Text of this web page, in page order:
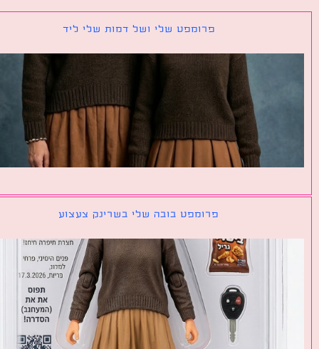
פרומפט שלי ושל דמות שלי ליד
פרומפט בובה שלי בשרינק צעצוע